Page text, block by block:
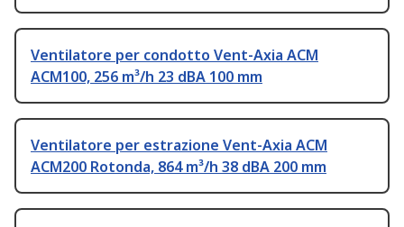
Ventilatore per condotto Vent-Axia ACM
ACM100, 256 m³/h 23 dBA 100 mm
Ventilatore per estrazione Vent-Axia ACM
ACM200 Rotonda, 864 m³/h 38 dBA 200 mm